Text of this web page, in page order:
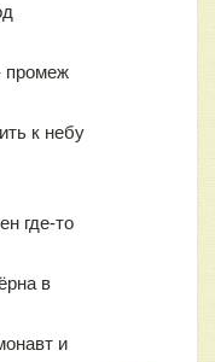
промеж
к небу
где-то
в
и